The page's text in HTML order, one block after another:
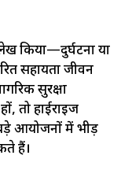
किया—दुर्घटना या
सहायता जीवन
सुरक्षा
तो हाईराइज
आयोजनों में भीड़
हैं।